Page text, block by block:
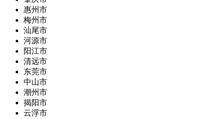
惠州市
梅州市
汕尾市
河源市
阳江市
清远市
东莞市
中山市
潮州市
揭阳市
云浮市